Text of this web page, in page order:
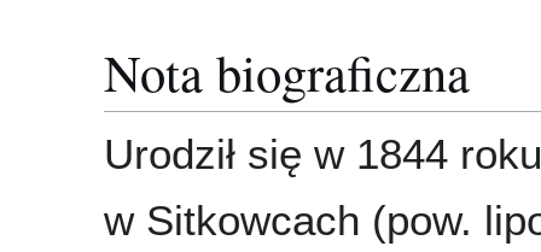
Nota biograficzna
Urodził się w 1844 roku
w Sitkowcach (pow.